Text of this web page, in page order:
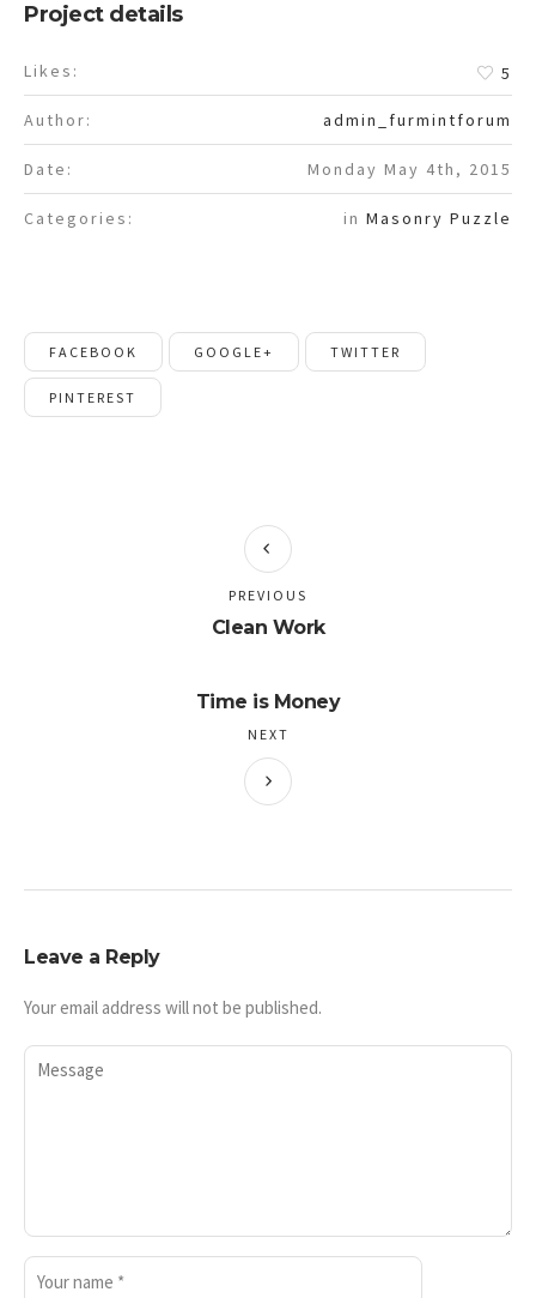
Project details
Likes: 5
Author: admin_furmintforum
Date: Monday May 4th, 2015
Categories: in Masonry Puzzle
FACEBOOK GOOGLE+ TWITTER
PINTEREST
Clean Work
PREVIOUS
Time is Money
NEXT
Leave a Reply
Your email address will not be published.